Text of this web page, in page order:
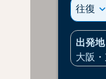
往復 expand_more
出発地